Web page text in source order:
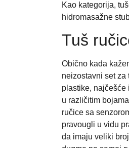
Kao kategorija,
hidromasažne
Tuš
Obično kada
neizostavni set za
plastike, najčešće
u različitim
ručice sa
pravougli u vidu
da imaju veliki